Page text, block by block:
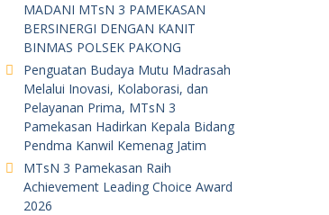
MADANI MTsN 3 PAMEKASAN
BERSINERGI DENGAN KANIT
BINMAS POLSEK PAKONG
Penguatan Budaya Mutu Madrasah
Melalui Inovasi, Kolaborasi, dan
Pelayanan Prima, MTsN 3
Pamekasan Hadirkan Kepala Bidang
Pendma Kanwil Kemenag Jatim
MTsN 3 Pamekasan Raih
Achievement Leading Choice Award
2026